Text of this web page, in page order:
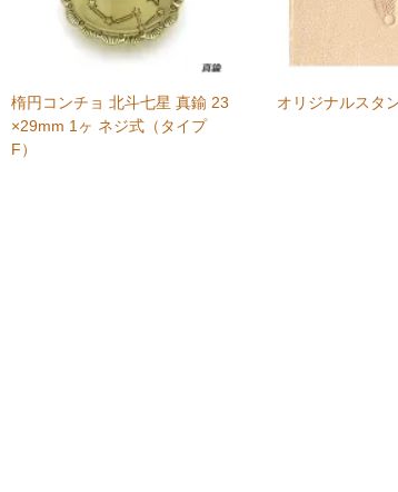
楕円コンチョ 北斗七星 真鍮 23
×29mm 1ヶ ネジ式（タイプ
F）
オリジナルスタ